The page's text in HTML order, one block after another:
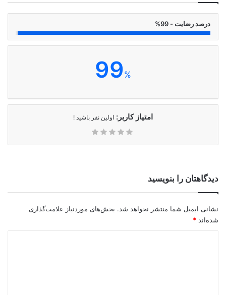
درصد رضایت - 99%
99%
امتیاز کاربر: اولین نفر باشید !
دیدگاهتان را بنویسید
نشانی ایمیل شما منتشر نخواهد شد. بخش‌های موردنیاز علامت‌گذاری
شده‌اند *